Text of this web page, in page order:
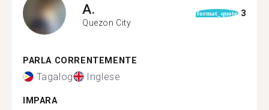
A.
Quezon City
format_quote 3
PARLA CORRENTEMENTE
Tagalog Inglese
IMPARA